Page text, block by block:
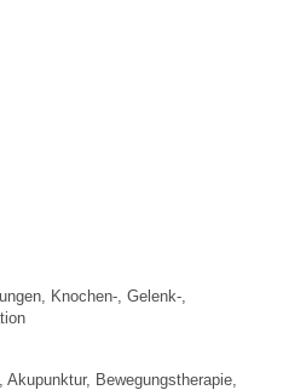
Knochen-, Gelenk-,
Bewegungstherapie,